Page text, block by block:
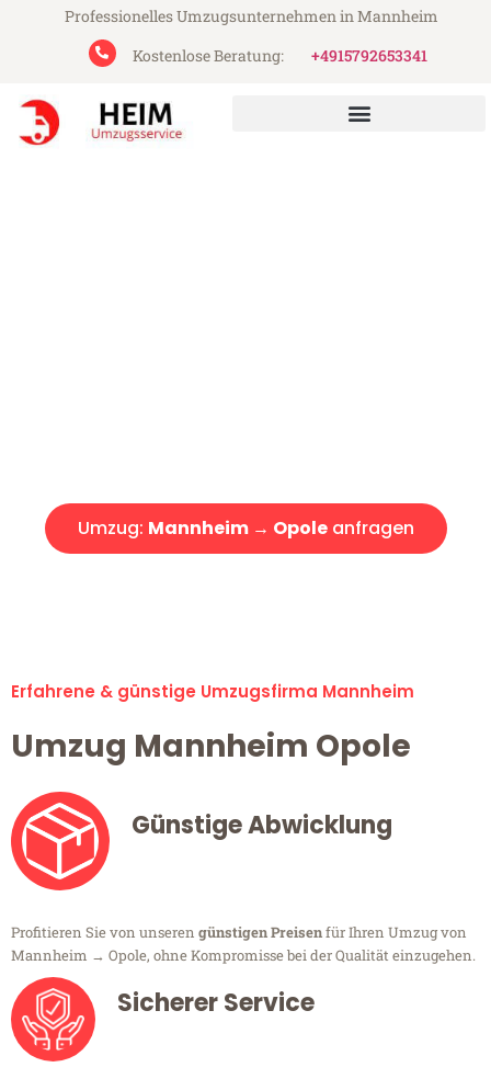
Professionelles Umzugsunternehmen in Mannheim
Kostenlose Beratung:
+4915792653341
Umzug: Mannheim → Opoleanfragen
Erfahrene & günstige Umzugsfirma Mannheim
Umzug Mannheim Opole
Günstige Abwicklung
Profitieren Sie von unseren günstigen Preisenfür Ihren Umzug von
Mannheim → Opole, ohne Kompromisse bei der Qualität einzugehen.
Sicherer Service